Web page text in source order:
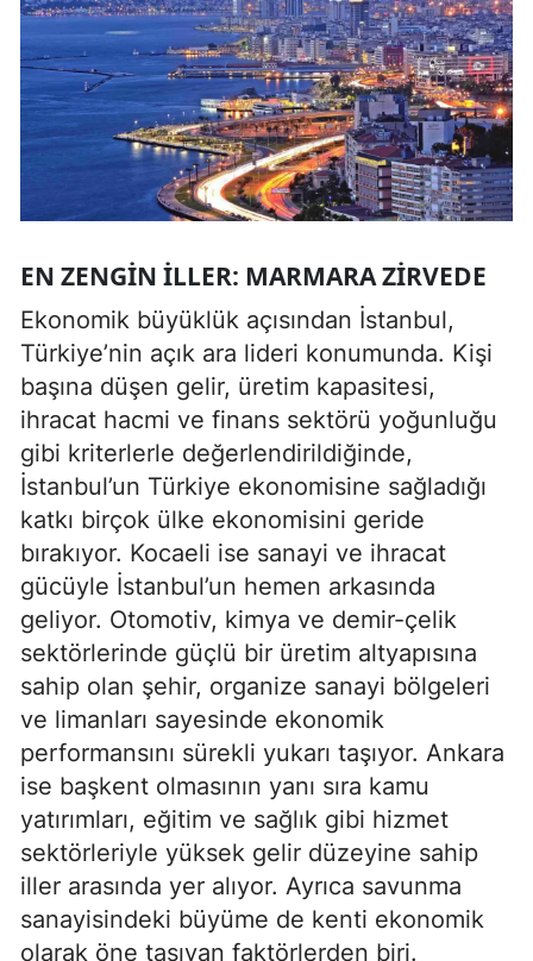
EN ZENGIN İLLER: MARMARA ZIRVEDE
Ekonomik büyüklük açısından İstanbul,
Türkiye’nin açık ara lideri konumunda. Kişi
başına düşen gelir, üretim kapasitesi,
ihracat hacmi ve finans sektörü yoğunluğu
gibi kriterlerle değerlendirildiğinde,
İstanbul’un Türkiye ekonomisine sağladığı
katkı birçok ülke ekonomisini geride
bırakıyor. Kocaeli ise sanayi ve ihracat
gücüyle İstanbul’un hemen arkasında
geliyor. Otomotiv, kimya ve demir-çelik
sektörlerinde güçlü bir üretim altyapısına
sahip olan şehir, organize sanayi bölgeleri
ve limanları sayesinde ekonomik
performansını sürekli yukarı taşıyor. Ankara
ise başkent olmasının yanı sıra kamu
yatırımları, eğitim ve sağlık gibi hizmet
sektörleriyle yüksek gelir düzeyine sahip
iller arasında yer alıyor. Ayrıca savunma
sanayisindeki büyüme de kenti ekonomik
olarak öne taşıyan faktörlerden biri.